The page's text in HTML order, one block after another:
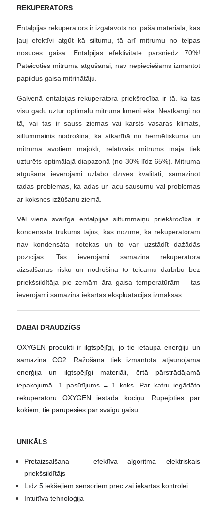
REKUPERATORS
Entalpijas rekuperators ir izgatavots no īpaša materiāla, kas
ļauj efektīvi atgūt kā siltumu, tā arī mitrumu no telpas
nosūces gaisa. Entalpijas efektivitāte pārsniedz 70%!
Pateicoties mitruma atgūšanai, nav nepieciešams izmantot
papildus gaisa mitrinātāju.
Galvenā entalpijas rekuperatora priekšrocība ir tā, ka tas
visu gadu uztur optimālu mitruma līmeni ēkā. Neatkarīgi no
tā, vai tas ir sauss ziemas vai karsts vasaras klimats,
siltummainis nodrošina, ka atkarībā no hermētiskuma un
mitruma avotiem mājoklī, relatīvais mitrums mājā tiek
uzturēts optimālajā diapazonā (no 30% līdz 65%). Mitruma
atgūšana ievērojami uzlabo dzīves kvalitāti, samazinot
tādas problēmas, kā ādas un acu sausumu vai problēmas
ar koksnes izžūšanu ziemā.
Vēl viena svarīga entalpijas siltummaiņu priekšrocība ir
kondensāta trūkums tajos, kas nozīmē, ka rekuperatoram
nav kondensāta notekas un to var uzstādīt dažādās
pozīcijās. Tas ievērojami samazina rekuperatora
aizsalšanas risku un nodrošina to teicamu darbību bez
priekšsildītāja pie zemām āra gaisa temperatūrām – tas
ievērojami samazina iekārtas ekspluatācijas izmaksas.
DABAI DRAUDZĪGS
OXYGEN produkti ir ilgtspējīgi, jo tie ietaupa enerģiju un
samazina CO2. Ražošanā tiek izmantota atjaunojamā
enerģija un ilgtspējīgi materiāli, ērtā pārstrādājamā
iepakojumā.
1 pasūtījums = 1 koks. Par katru iegādāto
rekuperatoru OXYGEN iestāda kociņu. Rūpējoties par
kokiem, tie parūpēsies par svaigu gaisu.
UNIKĀLS
Pretaizsalšana – efektīva algoritma elektriskais
priekšsildītājs
Līdz 5 iekšējiem sensoriem precīzai iekārtas kontrolei
Intuitīva tehnoloģija